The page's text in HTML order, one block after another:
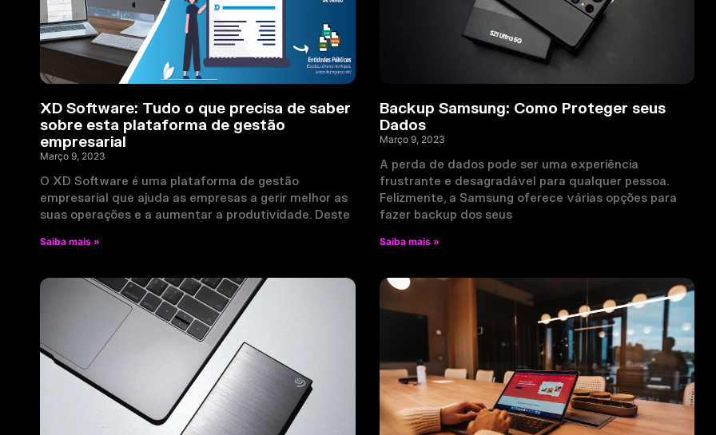
XD Software: Tudo o que precisa de saber
sobre esta plataforma de gestão
empresarial
Março 9, 2023
O XD Software é uma plataforma de gestão
empresarial que ajuda as empresas a gerir melhor as
suas operações e a aumentar a produtividade. Deste
Saiba mais »
Backup Samsung: Como Proteger seus
Dados
Março 9, 2023
A perda de dados pode ser uma experiência
frustrante e desagradável para qualquer pessoa.
Felizmente, a Samsung oferece várias opções para
fazer backup dos seus
Saiba mais »